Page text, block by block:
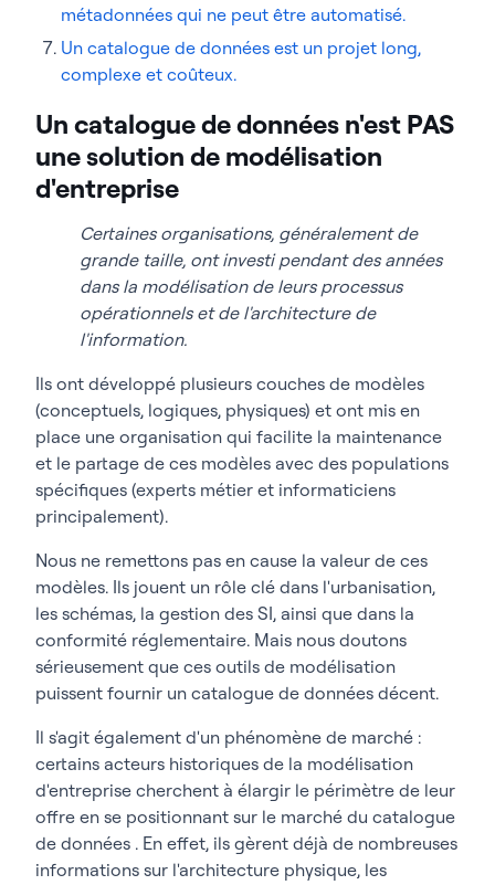
métadonnées qui ne peut être automatisé.
Un catalogue de données est un projet long,
complexe et coûteux.
Un catalogue de données n'est PAS
une solution de modélisation
d'entreprise
Certaines organisations, généralement de
grande taille, ont investi pendant des années
dans la modélisation de leurs processus
opérationnels et de l'architecture de
l'information.
Ils ont développé plusieurs couches de modèles
(conceptuels, logiques, physiques) et ont mis en
place une organisation qui facilite la maintenance
et le partage de ces modèles avec des populations
spécifiques (experts métier et informaticiens
principalement).
Nous ne remettons pas en cause la valeur de ces
modèles. Ils jouent un rôle clé dans l'urbanisation,
les schémas, la gestion des SI, ainsi que dans la
conformité réglementaire. Mais nous doutons
sérieusement que ces outils de modélisation
puissent fournir un catalogue de données décent.
Il s'agit également d'un phénomène de marché :
certains acteurs historiques de la modélisation
d'entreprise cherchent à élargir le périmètre de leur
offre en se positionnant sur le marché du catalogue
de données . En effet, ils gèrent déjà de nombreuses
informations sur l'architecture physique, les